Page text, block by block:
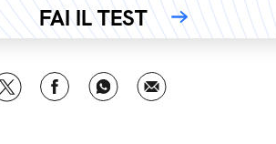
FAI IL TEST